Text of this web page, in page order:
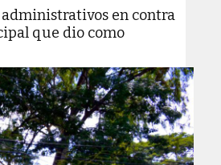
en contra
que dio como